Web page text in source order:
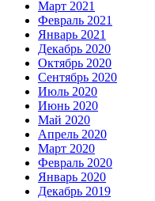
Март 2021
Февраль 2021
Январь 2021
Декабрь 2020
Октябрь 2020
Сентябрь 2020
Июль 2020
Июнь 2020
Май 2020
Апрель 2020
Март 2020
Февраль 2020
Январь 2020
Декабрь 2019